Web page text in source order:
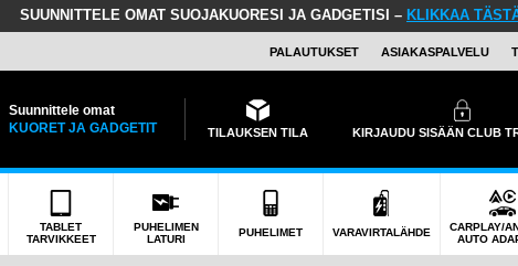
SUUNNITTELE OMAT SUOJAKUORESI JA GADGETISI – KLIKKAA
PALAUTUKSET ASIAKASPALVELU
Suunnittele omat
KUORET JA GADGETIT
TILAUKSEN TILA KIRJAUDU SISÄÄN CLUB
TABLET
TARVIKKEET
PUHELIMEN
LATURI
PUHELIMET VARAVIRTALÄHDE
CARPLAY/
AUTO